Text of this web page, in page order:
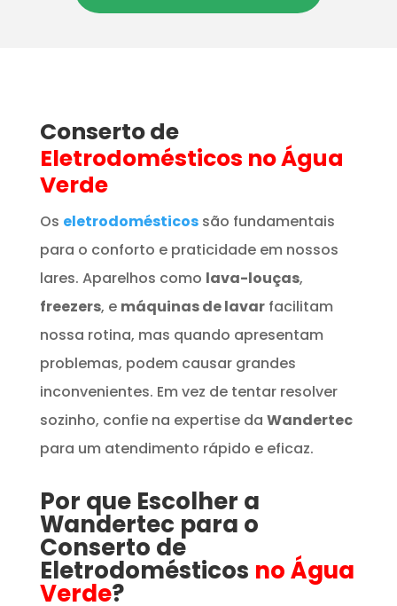
Conserto de
Eletrodomésticos no Água
Verde
Os eletrodomésticos são fundamentais
para o conforto e praticidade em nossos
lares. Aparelhos como lava-louças,
freezers, e máquinas de lavarfacilitam
nossa rotina, mas quando apresentam
problemas, podem causar grandes
inconvenientes. Em vez de tentar resolver
sozinho, confie na expertise da Wandertec
para um atendimento rápido e eficaz.
Por que Escolher a
Wandertec para o
Conserto de
Eletrodomésticos no Água
Verde?